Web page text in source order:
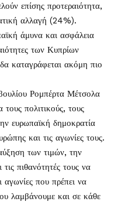
επίσης προτεραιότητα,
αλλαγή (24%).
άμυνα και ασφάλεια
των Κυπρίων
καταγράφεται ακόμη πιο
Ρομπέρτα Μέτσολα
τους πολιτικούς, τους
ευρωπαϊκή δημοκρατία
και τις αγωνίες τους.
των τιμών, την
πιθανότητές τους να
αγωνίες που πρέπει να
λαμβάνουμε και σε κάθε